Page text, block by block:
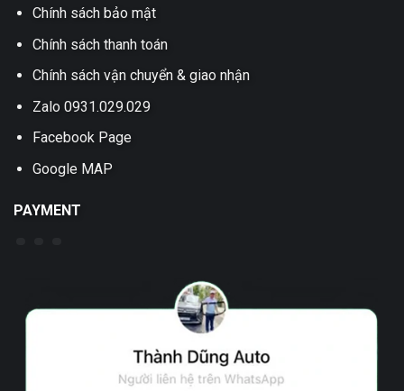
Chính sách bảo mật
Chính sách thanh toán
Chính sách vận chuyển & giao nhận
Zalo 0931.029.029
Facebook Page
Google MAP
PAYMENT